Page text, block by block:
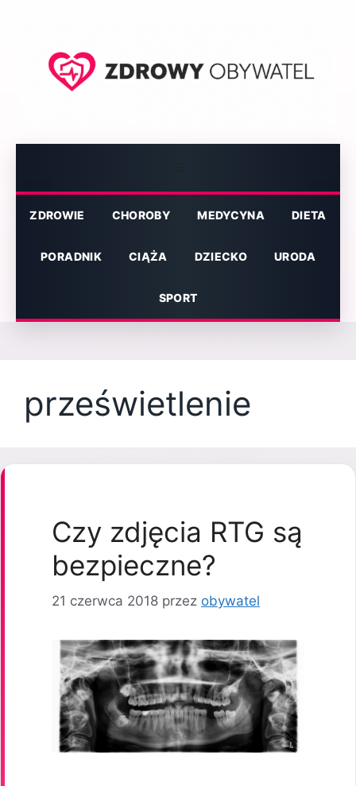
ZDROWIE CHOROBY MEDYCYNA DIETA
PORADNIK CIĄŻA DZIECKO URODA
SPORT
prześwietlenie
Czy zdjęcia RTG są
bezpieczne?
21 czerwca 2018 przez obywatel